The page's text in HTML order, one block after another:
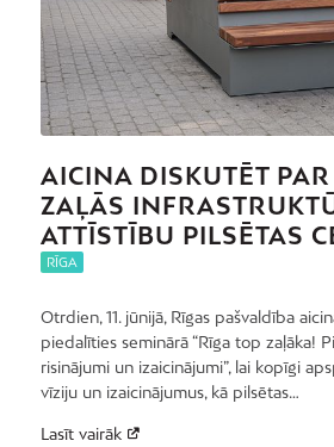
AICINA DISKUTĒT
ZAĻĀS
ATTĪSTĪBU PILSĒTAS
RĪGA
Otrdien, 11. jūnijā, Rīgas pašvaldība
piedalīties seminārā “Rīga top zaļāka!
risinājumi un izaicinājumi”, lai kopīgi
vīziju un izaicinājumus, kā pilsētas…
Lasīt vairāk